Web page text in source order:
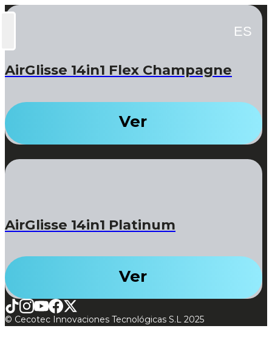
ES
AirGlisse 14in1 Flex Champagne
Ver
AirGlisse 14in1 Platinum
Ver
© Cecotec Innovaciones Tecnológicas S.L 2025